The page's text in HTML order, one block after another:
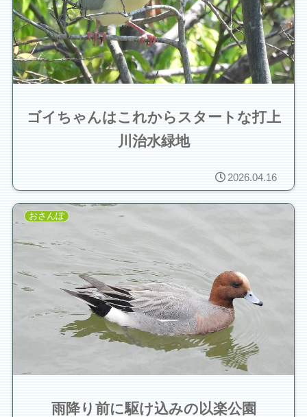
ゴイちゃんはこれからスタートな打上
川治水緑地
2026.04.16
おさんぽ
雨降り前に駆け込みの以楽公園